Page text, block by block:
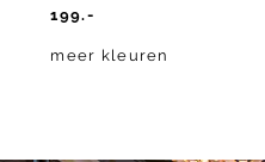
199.-
meer kleuren